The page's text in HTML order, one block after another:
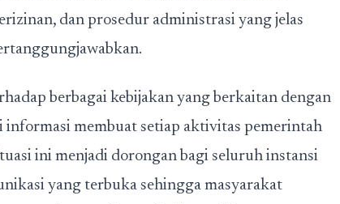
dan prosedur administrasi yang jelas
berbagai kebijakan yang berkaitan dengan
informasi membuat setiap aktivitas pemerintah
ini menjadi dorongan bagi seluruh instansi
yang terbuka sehingga masyarakat